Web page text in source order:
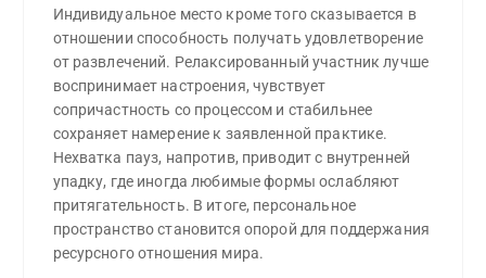
Индивидуальное место кроме того сказывается в
отношении способность получать удовлетвoрение
от развлечений. Релаксированный участник лучше
воспринимает настроения, чувствует
сопричастность cо процессом и стабильнее
сохраняет намерение к заявленной практике.
Нехватка пауз, напротив, приводит с внутренней
упадку, где иногда любимые формы ослабляют
притягательность. В итоге, персональное
пространство становится опорой для поддержания
ресурсного отношения мира.